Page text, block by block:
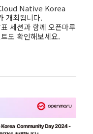
Native Korea
개최됩니다.
세션과 함께 오픈마루
도 확인해보세요.